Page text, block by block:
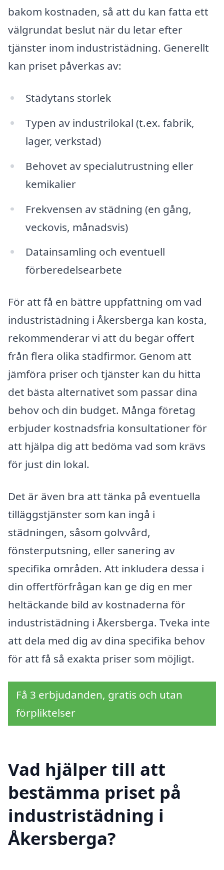
bakom kostnaden, så att du kan fatta ett
välgrundat beslut när du letar efter
tjänster inom industristädning. Generellt
kan priset påverkas av:
Städytans storlek
Typen av industrilokal (t.ex. fabrik,
lager, verkstad)
Behovet av specialutrustning eller
kemikalier
Frekvensen av städning (en gång,
veckovis, månadsvis)
Datainsamling och eventuell
förberedelsearbete
För att få en bättre uppfattning om vad
industristädning i Åkersberga kan kosta,
rekommenderar vi att du begär offert
från flera olika städfirmor. Genom att
jämföra priser och tjänster kan du hitta
det bästa alternativet som passar dina
behov och din budget. Många företag
erbjuder kostnadsfria konsultationer för
att hjälpa dig att bedöma vad som krävs
för just din lokal.
Det är även bra att tänka på eventuella
tilläggstjänster som kan ingå i
städningen, såsom golvvård,
fönsterputsning, eller sanering av
specifika områden. Att inkludera dessa i
din offertförfrågan kan ge dig en mer
heltäckande bild av kostnaderna för
industristädning i Åkersberga. Tveka inte
att dela med dig av dina specifika behov
för att få så exakta priser som möjligt.
Få 3 erbjudanden, gratis och utan
förpliktelser
Vad hjälper till att
bestämma priset på
industristädning i
Åkersberga?